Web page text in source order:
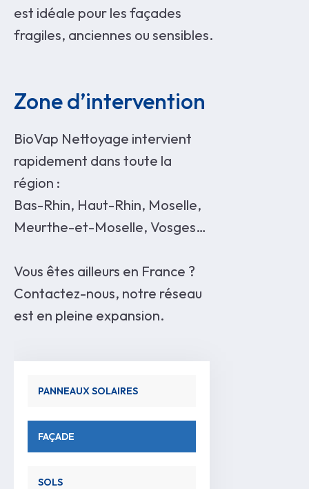
PANNEAUX SOLAIRES
FAÇADE
SOLS
est idéale pour les façades
fragiles, anciennes ou sensibles.
Zone d’intervention
BioVap Nettoyage intervient
rapidement dans toute la
région :
Bas-Rhin, Haut-Rhin, Moselle,
Meurthe-et-Moselle, Vosges…
Vous êtes ailleurs en France ?
Contactez-nous, notre réseau
est en pleine expansion.